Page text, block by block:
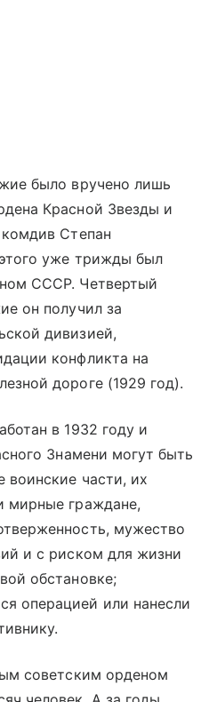
было вручено лишь
Красной Звезды и
комдив Степан
уже трижды был
СССР. Четвертый
он получил за
дивизией,
конфликта на
дороге (1929 год).
в 1932 году и
Знамени могут быть
воинские части, их
мирные граждане,
мужество
и с риском для жизни
обстановке;
операцией или нанесли
советским орденом